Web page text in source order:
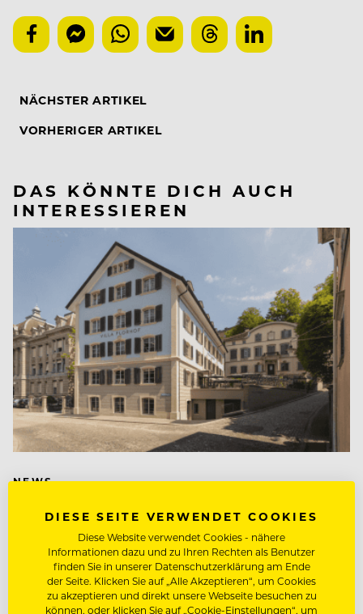
NÄCHSTER ARTIKEL
VORHERIGER ARTIKEL
DAS KÖNNTE DICH AUCH
INTERESSIEREN
NEWS
Nach turbulentem Vorlauf:
Villa Florhof hat eröffnet
Nach mehreren Verschiebungen und personellen
Turbulenzen empfängt die Villa Florhof nun Gäste.
DIESE SEITE VERWENDET COOKIES
Diese Website verwendet Cookies - nähere
Informationen dazu und zu Ihren Rechten als Benutzer
finden Sie in unserer Datenschutzerklärung am Ende
der Seite. Klicken Sie auf „Alle Akzeptieren“, um Cookies
zu akzeptieren und direkt unsere Webseite besuchen zu
können, oder klicken Sie auf „Cookie-Einstellungen“, um